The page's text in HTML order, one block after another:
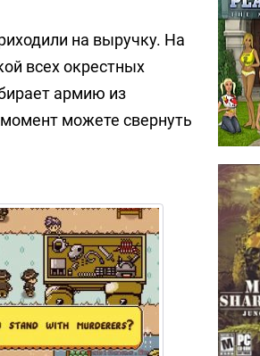
на выручку. На
всех окрестных
армию из
можете свернуть